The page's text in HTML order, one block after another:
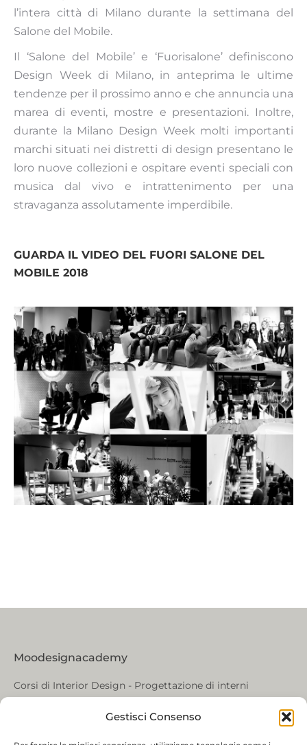
Gestisci Consenso
l’intera città di Milano durante la settimana del
Salone del Mobile.
Il ‘Salone del Mobile’ e ‘Fuorisalone’ definiscono
Design Week di Milano, in anteprima le ultime
tendenze per il prossimo anno e che annuncia una
marea di eventi, mostre e presentazioni. Inoltre,
durante la Milano Design Week molti importanti
marchi situati nei distretti di design presentano le
loro nuove collezioni e ospitare eventi speciali con
musica dal vivo e intrattenimento per una
stravaganza assolutamente imperdibile.
GUARDA IL VIDEO DEL FUORI SALONE DEL
MOBILE 2018
Moodesignacademy
Corsi di Interior Design - Progettazione di interni
COWO Villa Modena, Via Zamboni 24 37131, Verona